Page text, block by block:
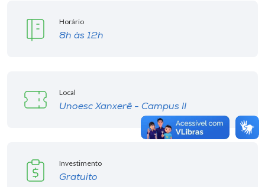
Horário
8h às 12h
Local
Unoesc Xanxerê - Campus II
Investimento
Gratuito